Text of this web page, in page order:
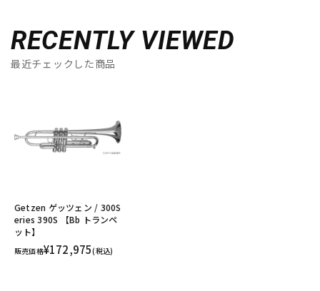
RECENTLY VIEWED
最近チェックした商品
Getzen ゲッツェン / 300S
eries 390S 【Bb トランペ
ット】
販売価格¥172,975(税込)